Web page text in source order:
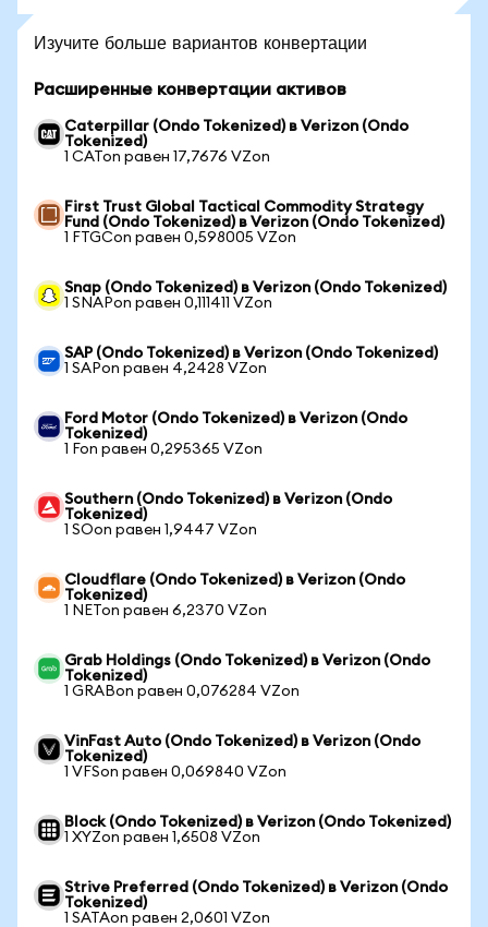
Изучите больше вариантов конвертации
Расширенные конвертации активов
Caterpillar (Ondo Tokenized) в Verizon (Ondo
Tokenized)
1 CATon равен 17,7676 VZon
First Trust Global Tactical Commodity Strategy
Fund (Ondo Tokenized) в Verizon (Ondo Tokenized)
1 FTGCon равен 0,598005 VZon
Snap (Ondo Tokenized) в Verizon (Ondo Tokenized)
1 SNAPon равен 0,111411 VZon
SAP (Ondo Tokenized) в Verizon (Ondo Tokenized)
1 SAPon равен 4,2428 VZon
Ford Motor (Ondo Tokenized) в Verizon (Ondo
Tokenized)
1 Fon равен 0,295365 VZon
Southern (Ondo Tokenized) в Verizon (Ondo
Tokenized)
1 SOon равен 1,9447 VZon
Cloudflare (Ondo Tokenized) в Verizon (Ondo
Tokenized)
1 NETon равен 6,2370 VZon
Grab Holdings (Ondo Tokenized) в Verizon (Ondo
Tokenized)
1 GRABon равен 0,076284 VZon
VinFast Auto (Ondo Tokenized) в Verizon (Ondo
Tokenized)
1 VFSon равен 0,069840 VZon
Block (Ondo Tokenized) в Verizon (Ondo Tokenized)
1 XYZon равен 1,6508 VZon
Strive Preferred (Ondo Tokenized) в Verizon (Ondo
Tokenized)
1 SATAon равен 2,0601 VZon